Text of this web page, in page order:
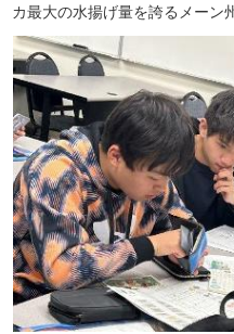
カ最大の水揚げ量を誇るメーン